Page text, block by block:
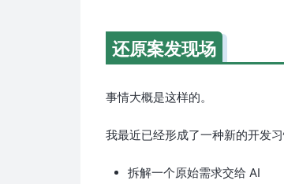
还原案发现场
事情大概是这样的。
我最近已经形成了一种新的开发习
拆解一个原始需求交给 AI